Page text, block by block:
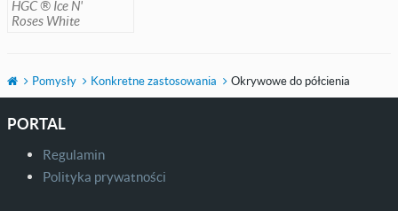
HGC ® Ice N'
Roses White
Pomysły Konkretne zastosowania Okrywowe do półcienia
PORTAL
Regulamin
Polityka prywatności